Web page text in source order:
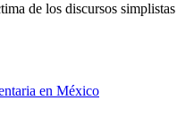
de los discursos simplistas
en México